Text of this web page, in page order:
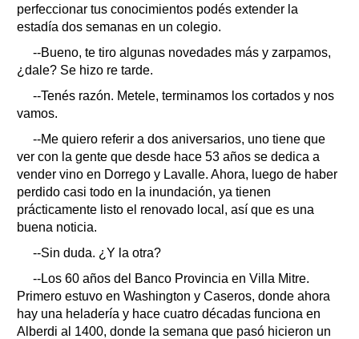
perfeccionar tus conocimientos podés extender la
estadía dos semanas en un colegio.
--Bueno, te tiro algunas novedades más y zarpamos,
¿dale? Se hizo re tarde.
--Tenés razón. Metele, terminamos los cortados y nos
vamos.
--Me quiero referir a dos aniversarios, uno tiene que
ver con la gente que desde hace 53 años se dedica a
vender vino en Dorrego y Lavalle. Ahora, luego de haber
perdido casi todo en la inundación, ya tienen
prácticamente listo el renovado local, así que es una
buena noticia.
--Sin duda. ¿Y la otra?
--Los 60 años del Banco Provincia en Villa Mitre.
Primero estuvo en Washington y Caseros, donde ahora
hay una heladería y hace cuatro décadas funciona en
Alberdi al 1400, donde la semana que pasó hicieron un